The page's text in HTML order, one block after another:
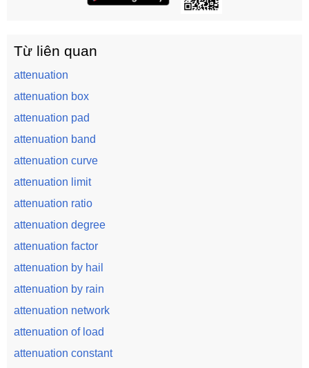
Từ liên quan
attenuation
attenuation box
attenuation pad
attenuation band
attenuation curve
attenuation limit
attenuation ratio
attenuation degree
attenuation factor
attenuation by hail
attenuation by rain
attenuation network
attenuation of load
attenuation constant